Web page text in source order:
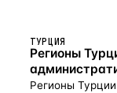
ТУРЦИЯ
Регионы
Регионы